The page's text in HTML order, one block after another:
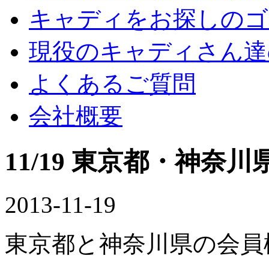
キャディをお探しの
現役のキャディさん
よくあるご質問
会社概要
11/19 東京都・神奈川
2013-11-19
東京都と神奈川県の会